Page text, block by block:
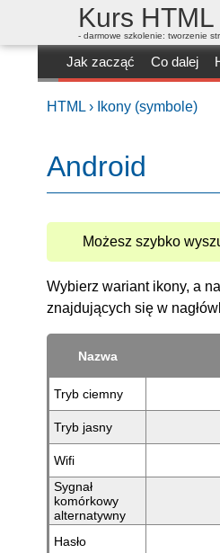
Kurs
- darmowe szkolenie: tworzenie
Jak zacząć Co dalej
HTML › Ikony (symbole)
Android
Możesz szybko
Wybierz wariant ikony, a
znajdujących się w
Nazwa
Tryb ciemny
Tryb jasny
Wifi
Sygnał
komórkowy
alternatywny
Hasło